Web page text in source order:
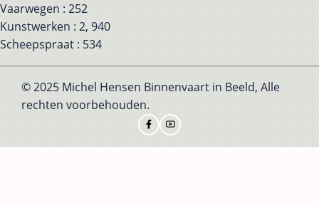
Vaarwegen : 252
Kunstwerken : 2, 940
Scheepspraat : 534
© 2025 Michel Hensen Binnenvaart in Beeld, Alle
rechten voorbehouden.